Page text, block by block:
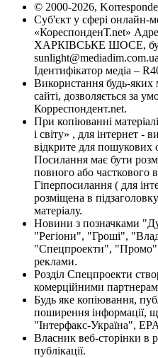
© 2000-2026,
Суб'єкт у сфері онлайн-
«КореспонденТ.net»
ХАРКІВСЬКЕ ШОСЕ,
sunlight@mediadim.com.ua
Ідентифікатор медіа –
Використання будь-яких
сайті, дозволяється за
Корреспондент.net.
При копіюванні
і світу» , для інтернет -
відкрите для пошукових
Посилання має бути
повного або часткового
Гіперпосилання ( для
розміщена в
матеріалу.
Новини з позначками
"Регіони", "Гроші",
"Спецпроекти", "Промо"
реклами.
Розділ Спецпроекти
комерційними
Будь яке копіювання,
поширення інформації,
"Інтерфакс-Україна",
Власник веб-сторінки в
публікації.